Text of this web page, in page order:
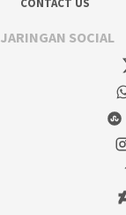
JARINGAN SOCIAL